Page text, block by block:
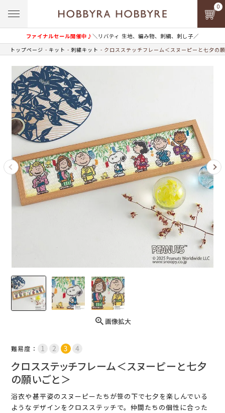
ファイナルセール開催中♪＼リバティ 生地、編み物、刺繍、刺し子／
0
トップページ キット 刺繍キット クロスステッチフレーム＜スヌーピーと七夕の
画像拡大
難易度：
クロスステッチフレーム＜スヌーピーと七夕
の願いごと＞
浴衣や甚平姿のスヌーピーたちが笹の下で七夕を楽しんでいる
ようなデザインをクロスステッチで。仲間たちの個性に合った